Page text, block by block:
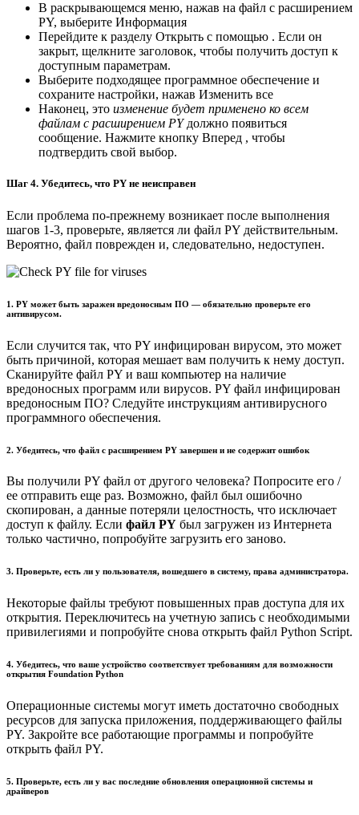
В раскрывающемся меню, нажав на файл с расширением
PY, выберите Информация
Перейдите к разделу Открыть с помощью . Если он
закрыт, щелкните заголовок, чтобы получить доступ к
доступным параметрам.
Выберите подходящее программное обеспечение и
сохраните настройки, нажав Изменить все
Наконец, это изменение будет применено ко всем
файлам с расширением PYдолжно появиться
сообщение. Нажмите кнопку Вперед , чтобы
подтвердить свой выбор.
Шаг 4. Убедитесь, что PY не неисправен
Если проблема по-прежнему возникает после выполнения
шагов 1-3, проверьте, является ли файл PY действительным.
Вероятно, файл поврежден и, следовательно, недоступен.
1. PY может быть заражен вредоносным ПО — обязательно проверьте его
антивирусом.
Если случится так, что PY инфицирован вирусом, это может
быть причиной, которая мешает вам получить к нему доступ.
Сканируйте файл PY и ваш компьютер на наличие
вредоносных программ или вирусов. PY файл инфицирован
вредоносным ПО? Следуйте инструкциям антивирусного
программного обеспечения.
2. Убедитесь, что файл с расширением PY завершен и не содержит ошибок
Вы получили PY файл от другого человека? Попросите его /
ее отправить еще раз. Возможно, файл был ошибочно
скопирован, а данные потеряли целостность, что исключает
доступ к файлу. Если файл PY был загружен из Интернета
только частично, попробуйте загрузить его заново.
3. Проверьте, есть ли у пользователя, вошедшего в систему, права администратора.
Некоторые файлы требуют повышенных прав доступа для их
открытия. Переключитесь на учетную запись с необходимыми
привилегиями и попробуйте снова открыть файл Python Script.
4. Убедитесь, что ваше устройство соответствует требованиям для возможности
открытия Foundation Python
Операционные системы могут иметь достаточно свободных
ресурсов для запуска приложения, поддерживающего файлы
PY. Закройте все работающие программы и попробуйте
открыть файл PY.
5. Проверьте, есть ли у вас последние обновления операционной системы и
драйверов